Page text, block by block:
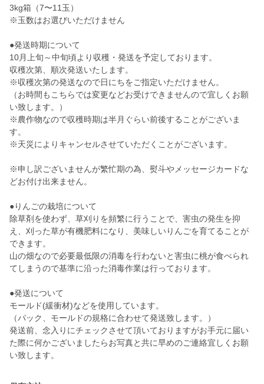
3kg箱（7〜11玉）
※玉数はお選びいただけません
●発送時期について
10月上旬～中旬頃より収穫・発送を予定しております。
収穫次第、順次発送いたします。
※収穫次第の発送なので日にちをご指定いただけません。
（お時間もこちらでは変更などお受けできませんので宜しくお願
い致します。）
※農作物なので収穫時期は半月ぐらい前後することがございま
す。
※天災によりキャンセルさせていただくことがございます。
※申し訳ございませんが繁忙期の為、熨斗やメッセージカードな
どお付け出来ません。
●りんごの栽培について
除草剤を使わず、草刈りを頻繁に行うことで、害虫の発生を抑
え、刈った草が有機肥料になり、美味しいりんごを育てることが
できます。
山の畑なので必要最低限の消毒を行わないと害虫に桃が食べられ
てしまうので基準に沿った消毒作業は行っております。
●発送について
モールド(緩衝材)などを使用しています。
（パック、モールドの規格に合わせて発送致します。）
発送前、念入りにチェックさせて頂いておりますがお手元に届い
た際に何かございましたらお写真と共に早めのご連絡宜しくお願
い致します。